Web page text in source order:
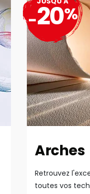
Arches
Retrouvez
toutes vos
-20%